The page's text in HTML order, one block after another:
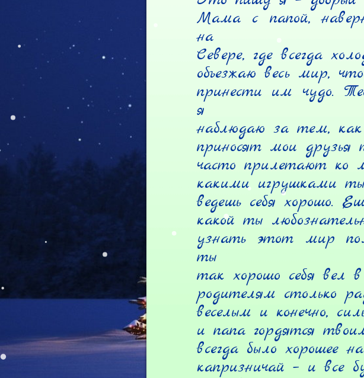
Мама с папой,
на
Севере, где всегда
объезжаю весь мир,
принести им чудо.
я
наблюдаю за тем,
приносят мои друзья
часто прилетают ко
какими игрушками ты
ведешь себя хорошо.
какой ты
узнать этот мир
ты
так хорошо себя вел
родителям столько
веселым и конечно,
и папа гордятся
всегда было хорошее
капризничай – и все